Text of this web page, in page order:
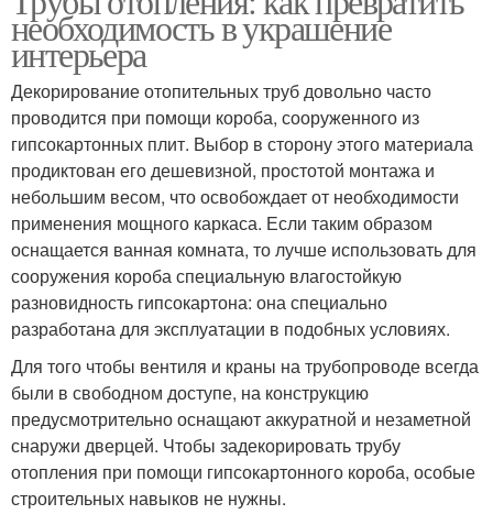
необходимость в украшение
интерьера
Декорирование отопительных труб довольно часто
проводится при помощи короба, сооруженного из
гипсокартонных плит. Выбор в сторону этого материала
продиктован его дешевизной, простотой монтажа и
небольшим весом, что освобождает от необходимости
применения мощного каркаса. Если таким образом
оснащается ванная комната, то лучше использовать для
сооружения короба специальную влагостойкую
разновидность гипсокартона: она специально
разработана для эксплуатации в подобных условиях.
Для того чтобы вентиля и краны на трубопроводе всегда
были в свободном доступе, на конструкцию
предусмотрительно оснащают аккуратной и незаметной
снаружи дверцей. Чтобы задекорировать трубу
отопления при помощи гипсокартонного короба, особые
строительных навыков не нужны.